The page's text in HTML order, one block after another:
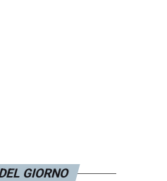
GIORNO